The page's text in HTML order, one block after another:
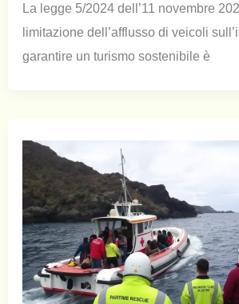
La legge 5/2024 dell’11 novembre
limitazione dell’afflusso di veicoli
garantire un turismo sostenibile è